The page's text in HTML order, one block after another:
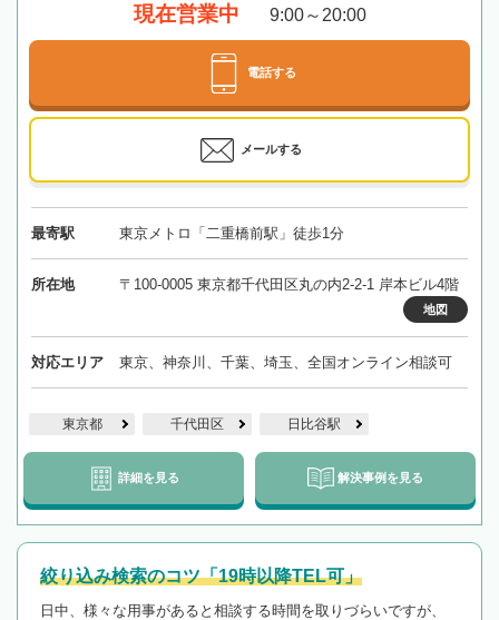
現在営業中 9:00～20:00
電話する
メールする
最寄駅 東京メトロ「二重橋前駅」徒歩1分
所在地 〒100-0005 東京都千代田区丸の内2-2-1 岸本ビル4階
地図
対応エリア 東京、神奈川、千葉、埼玉、全国オンライン相談可
東京都 千代田区 日比谷駅
詳細を見る 解決事例を見る
絞り込み検索のコツ「19時以降TEL可」
日中、様々な用事があると相談する時間を取りづらいですが、